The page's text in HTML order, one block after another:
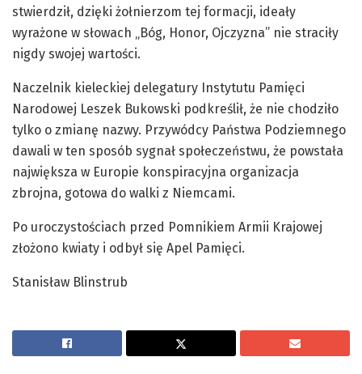
stwierdził, dzięki żołnierzom tej formacji, ideały
wyrażone w słowach „Bóg, Honor, Ojczyzna” nie straciły
nigdy swojej wartości.
Naczelnik kieleckiej delegatury Instytutu Pamięci
Narodowej Leszek Bukowski podkreślił, że nie chodziło
tylko o zmianę nazwy. Przywódcy Państwa Podziemnego
dawali w ten sposób sygnał społeczeństwu, że powstała
największa w Europie konspiracyjna organizacja
zbrojna, gotowa do walki z Niemcami.
Po uroczystościach przed Pomnikiem Armii Krajowej
złożono kwiaty i odbył się Apel Pamięci.
Stanisław Blinstrub